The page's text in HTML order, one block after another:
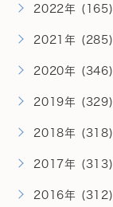
2022年 (165)
2021年 (285)
2020年 (346)
2019年 (329)
2018年 (318)
2017年 (313)
2016年 (312)